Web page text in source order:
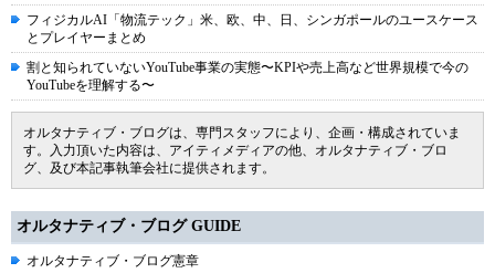
フィジカルAI「物流テック」米、欧、中、日、シンガポールのユースケース
とプレイヤーまとめ
割と知られていないYouTube事業の実態〜KPIや売上高など世界規模で今の
YouTubeを理解する〜
オルタナティブ・ブログは、専門スタッフにより、企画・構成されていま
す。入力頂いた内容は、アイティメディアの他、オルタナティブ・ブロ
グ、及び本記事執筆会社に提供されます。
オルタナティブ・ブログ GUIDE
オルタナティブ・ブログ憲章